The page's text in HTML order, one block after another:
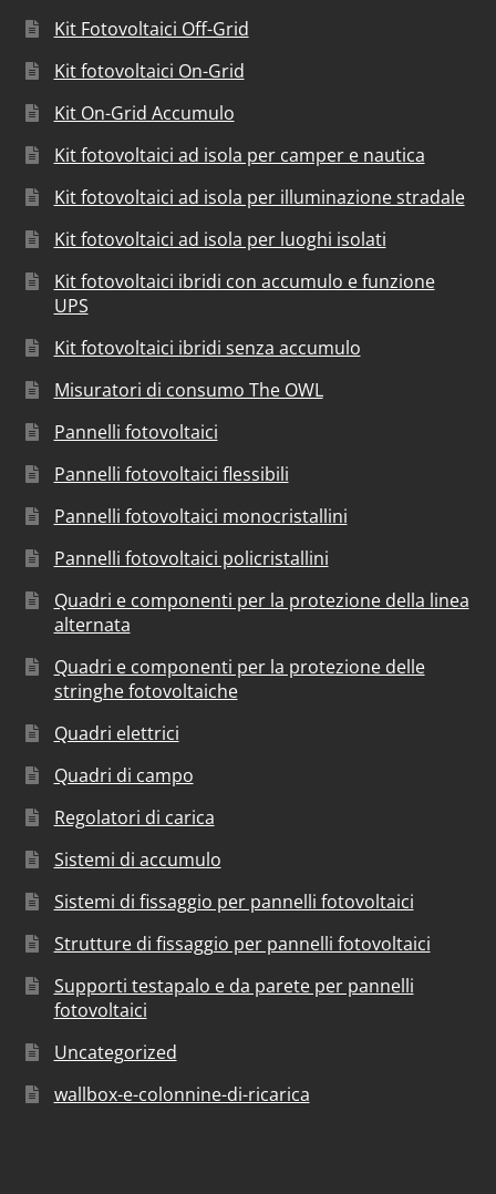
Kit Fotovoltaici Off-Grid
Kit fotovoltaici On-Grid
Kit On-Grid Accumulo
Kit fotovoltaici ad isola per camper e nautica
Kit fotovoltaici ad isola per illuminazione stradale
Kit fotovoltaici ad isola per luoghi isolati
Kit fotovoltaici ibridi con accumulo e funzione
UPS
Kit fotovoltaici ibridi senza accumulo
Misuratori di consumo The OWL
Pannelli fotovoltaici
Pannelli fotovoltaici flessibili
Pannelli fotovoltaici monocristallini
Pannelli fotovoltaici policristallini
Quadri e componenti per la protezione della linea
alternata
Quadri e componenti per la protezione delle
stringhe fotovoltaiche
Quadri elettrici
Quadri di campo
Regolatori di carica
Sistemi di accumulo
Sistemi di fissaggio per pannelli fotovoltaici
Strutture di fissaggio per pannelli fotovoltaici
Supporti testapalo e da parete per pannelli
fotovoltaici
Uncategorized
wallbox-e-colonnine-di-ricarica